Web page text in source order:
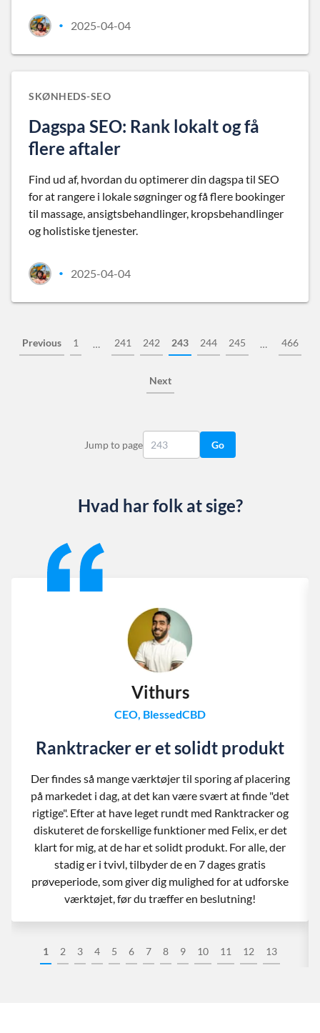
• 2025-04-04
SKØNHEDS-SEO
Dagspa SEO: Rank lokalt og få
flere aftaler
Find ud af, hvordan du optimerer din dagspa til SEO
for at rangere i lokale søgninger og få flere bookinger
til massage, ansigtsbehandlinger, kropsbehandlinger
og holistiske tjenester.
• 2025-04-04
Previous 1 … 241 242 243 244 245 … 466
Next
Jump to page Go
Hvad har folk at sige?
1 2 3 4 5 6 7 8 9 10 11 12 13
Vithurs
CEO, BlessedCBD
Ranktracker er et solidt produkt
Der findes så mange værktøjer til sporing af placering
på markedet i dag, at det kan være svært at finde "det
rigtige". Efter at have leget rundt med Ranktracker og
diskuteret de forskellige funktioner med Felix, er det
klart for mig, at de har et solidt produkt. For alle, der
stadig er i tvivl, tilbyder de en 7 dages gratis
prøveperiode, som giver dig mulighed for at udforske
værktøjet, før du træffer en beslutning!